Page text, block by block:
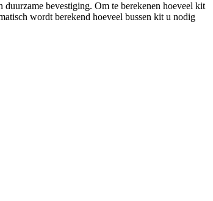
bevestiging. Om te berekenen hoeveel kit
wordt berekend hoeveel bussen kit u nodig